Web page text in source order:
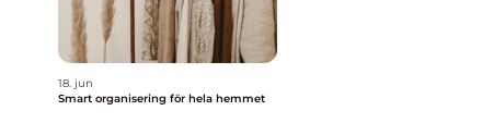
18. jun
Smart organisering för hela hemmet